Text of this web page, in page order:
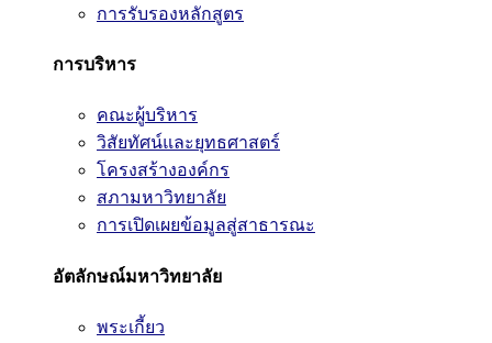
การรับรองหลักสูตร
การบริหาร
คณะผู้บริหาร
วิสัยทัศน์และยุทธศาสตร์
โครงสร้างองค์กร
สภามหาวิทยาลัย
การเปิดเผยข้อมูลสู่สาธารณะ
อัตลักษณ์มหาวิทยาลัย
พระเกี้ยว